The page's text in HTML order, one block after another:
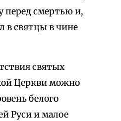
перед смертью и,
в святцы в чине
святых
Церкви можно
белого
Руси и малое